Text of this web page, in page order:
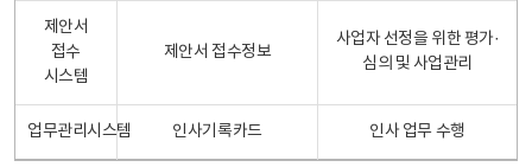
제안서
접수
시스템
제안서 접수정보
사업자 선정을 위한 평가·
심의 및 사업관리
업무관리시스템 인사기록카드 인사 업무 수행